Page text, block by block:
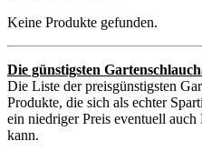
Keine Produkte gefunden.
Die günstigsten
Die Liste der preisgünstigsten
Produkte, die sich als echter
ein niedriger Preis eventuell
kann.